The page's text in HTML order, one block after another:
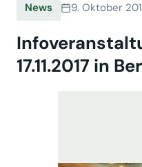
News 9. Oktober
17.11.2017 in